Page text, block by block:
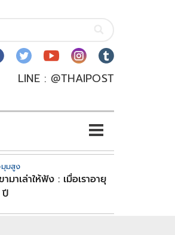
LINE : @THAIPOST
มสูง
ามาเล่าให้ฟัง : เมื่อเราอายุ